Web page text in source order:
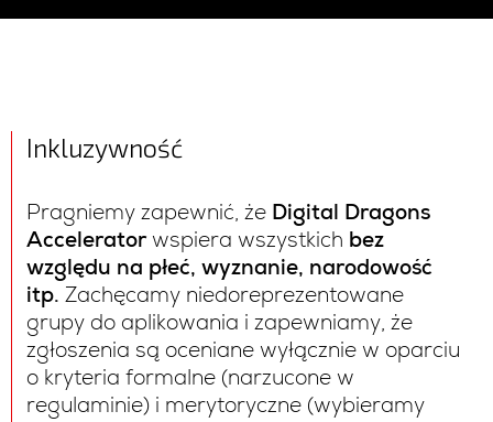
Inkluzywność
Pragniemy zapewnić, że Digital Dragons
Acceleratorwspiera wszystkich bez
względu na płeć, wyznanie, narodowość
itp. Zachęcamy niedoreprezentowane
grupy do aplikowania i zapewniamy, że
zgłoszenia są oceniane wyłącznie w oparciu
o kryteria formalne (narzucone w
regulaminie) i merytoryczne (wybieramy